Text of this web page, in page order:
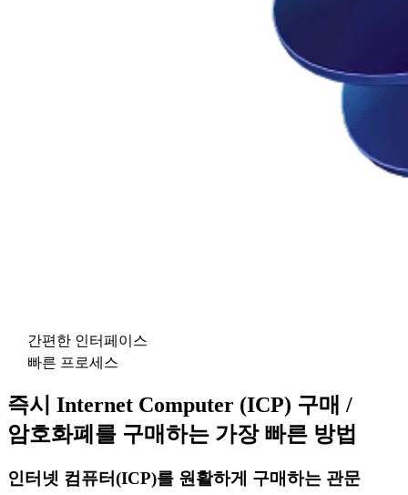
간편한 인터페이스
빠른 프로세스
즉시 Internet Computer (ICP) 구매 /
암호화폐를 구매하는 가장 빠른 방법
인터넷 컴퓨터(ICP)를 원활하게 구매하는 관문